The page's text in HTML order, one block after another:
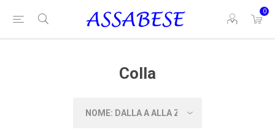
0
Colla